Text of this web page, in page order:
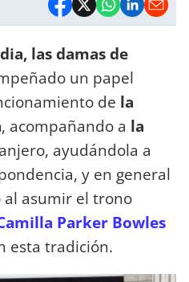
las damas de
un papel
de la
, acompañando a la
ayudándola a
y en general
al asumir el trono
Parker Bowles
esta tradición.